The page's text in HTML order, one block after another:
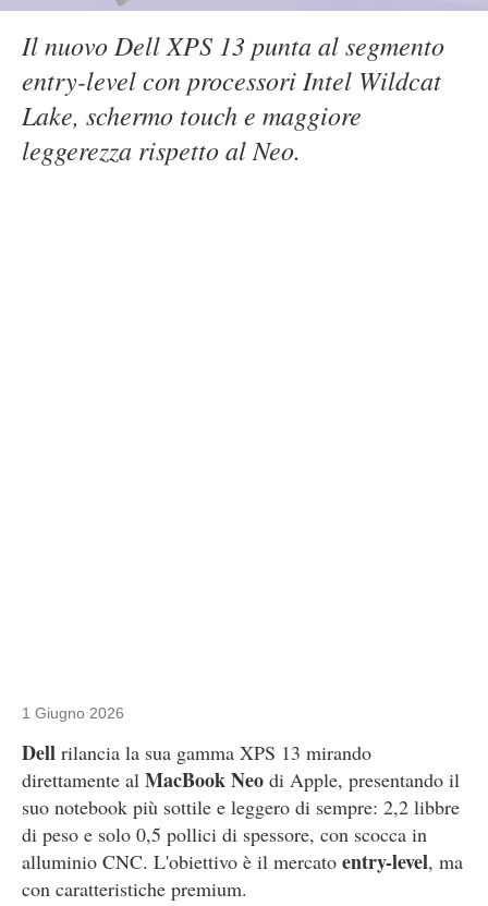
Il nuovo Dell XPS 13 punta al segmento
entry-level con processori Intel Wildcat
Lake, schermo touch e maggiore
leggerezza rispetto al Neo.
1 Giugno 2026
Dell rilancia la sua gamma XPS 13 mirando
direttamente al MacBook Neo di Apple, presentando il
suo notebook più sottile e leggero di sempre: 2,2 libbre
di peso e solo 0,5 pollici di spessore, con scocca in
alluminio CNC. L'obiettivo è il mercato entry-level, ma
con caratteristiche premium.